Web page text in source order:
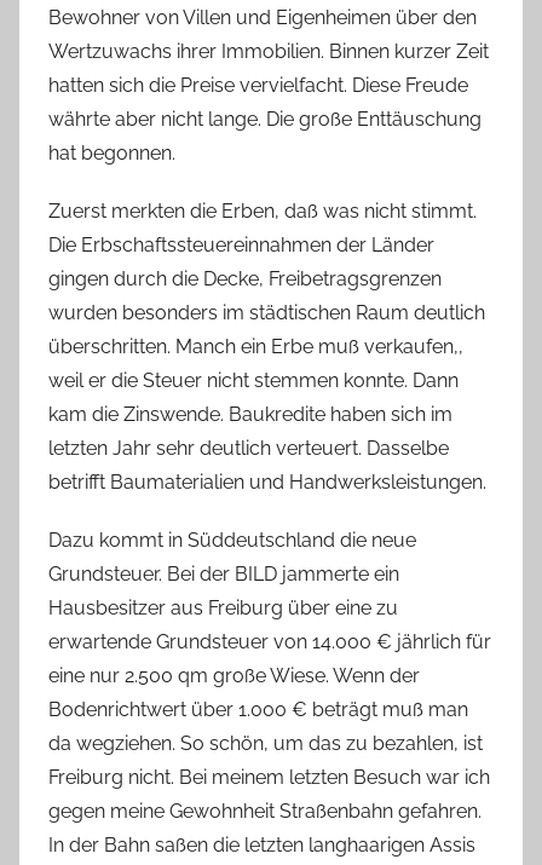
Bewohner von Villen und Eigenheimen über den
Wertzuwachs ihrer Immobilien. Binnen kurzer Zeit
hatten sich die Preise vervielfacht. Diese Freude
währte aber nicht lange. Die große Enttäuschung
hat begonnen.
Zuerst merkten die Erben, daß was nicht stimmt.
Die Erbschaftssteuereinnahmen der Länder
gingen durch die Decke, Freibetragsgrenzen
wurden besonders im städtischen Raum deutlich
überschritten. Manch ein Erbe muß verkaufen,,
weil er die Steuer nicht stemmen konnte. Dann
kam die Zinswende. Baukredite haben sich im
letzten Jahr sehr deutlich verteuert. Dasselbe
betrifft Baumaterialien und Handwerksleistungen.
Dazu kommt in Süddeutschland die neue
Grundsteuer. Bei der BILD jammerte ein
Hausbesitzer aus Freiburg über eine zu
erwartende Grundsteuer von 14.000 € jährlich für
eine nur 2.500 qm große Wiese. Wenn der
Bodenrichtwert über 1.000 € beträgt muß man
da wegziehen. So schön, um das zu bezahlen, ist
Freiburg nicht. Bei meinem letzten Besuch war ich
gegen meine Gewohnheit Straßenbahn gefahren.
In der Bahn saßen die letzten langhaarigen Assis